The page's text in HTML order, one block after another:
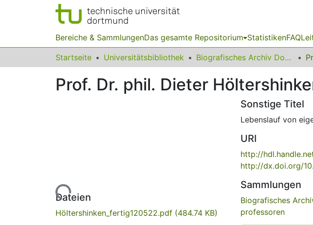
Bereiche & SammlungenDas gesamte Repositorium StatistikenFAQ
Startseite Universitätsbibliothek Biografisches Archiv Dortmunder Universitätsprofessorinnen und -professoren
Prof. Dr. phil. Dieter
Lade...
Dateien
Höltershinken_fertig120522.pdf (484.74 KB)
Sonstige Titel
Lebenslauf von
URI
http://
http://dx.doi.org/
Sammlungen
Biografisches
professoren